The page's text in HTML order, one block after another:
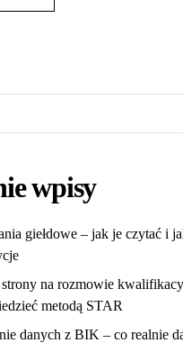
wpisy
giełdowe – jak je czytać i
na rozmowie
metodą STAR
danych z BIK – co realnie